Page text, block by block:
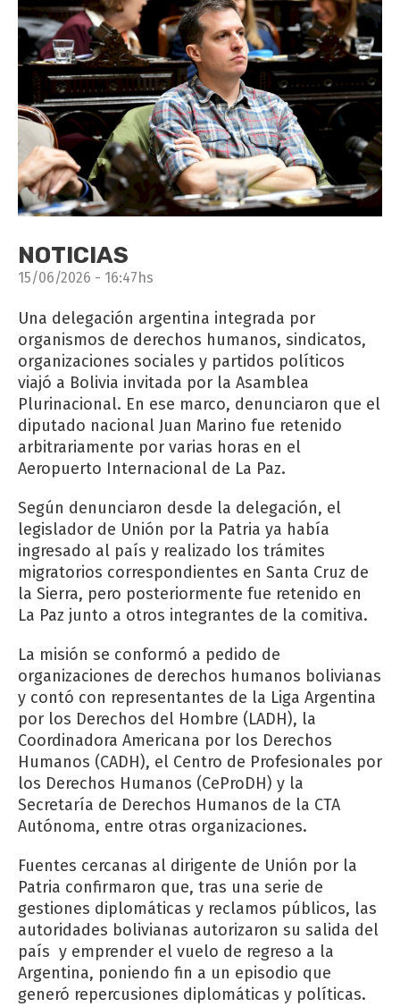
NOTICIAS
15/06/2026 - 16:47hs
Una delegación argentina integrada por
organismos de derechos humanos, sindicatos,
organizaciones sociales y partidos políticos
viajó a Bolivia invitada por la Asamblea
Plurinacional. En ese marco, denunciaron que el
diputado nacional Juan Marino fue retenido
arbitrariamente por varias horas en el
Aeropuerto Internacional de La Paz.
Según denunciaron desde la delegación, el
legislador de Unión por la Patria ya había
ingresado al país y realizado los trámites
migratorios correspondientes en Santa Cruz de
la Sierra, pero posteriormente fue retenido en
La Paz junto a otros integrantes de la comitiva.
La misión se conformó a pedido de
organizaciones de derechos humanos bolivianas
y contó con representantes de la Liga Argentina
por los Derechos del Hombre (LADH), la
Coordinadora Americana por los Derechos
Humanos (CADH), el Centro de Profesionales por
los Derechos Humanos (CeProDH) y la
Secretaría de Derechos Humanos de la CTA
Autónoma, entre otras organizaciones.
Fuentes cercanas al dirigente de Unión por la
Patria confirmaron que, tras una serie de
gestiones diplomáticas y reclamos públicos, las
autoridades bolivianas autorizaron su salida del
país y emprender el vuelo de regreso a la
Argentina, poniendo fin a un episodio que
generó repercusiones diplomáticas y políticas.